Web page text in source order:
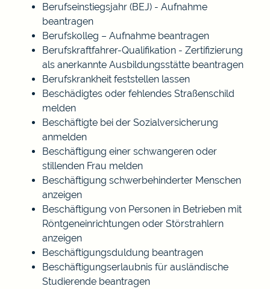
Berufseinstiegsjahr (BEJ) - Aufnahme
beantragen
Berufskolleg – Aufnahme beantragen
Berufskraftfahrer-Qualifikation - Zertifizierung
als anerkannte Ausbildungsstätte beantragen
Berufskrankheit feststellen lassen
Beschädigtes oder fehlendes Straßenschild
melden
Beschäftigte bei der Sozialversicherung
anmelden
Beschäftigung einer schwangeren oder
stillenden Frau melden
Beschäftigung schwerbehinderter Menschen
anzeigen
Beschäftigung von Personen in Betrieben mit
Röntgeneinrichtungen oder Störstrahlern
anzeigen
Beschäftigungsduldung beantragen
Beschäftigungserlaubnis für ausländische
Studierende beantragen